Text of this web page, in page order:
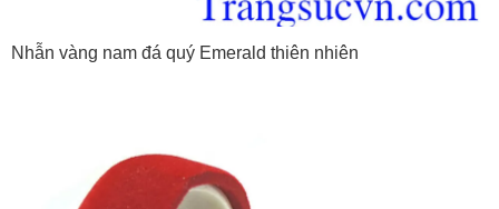
Nhẫn vàng nam đá quý Emerald thiên nhiên